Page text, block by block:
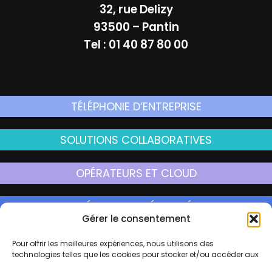
Gérer le consentement
Pour offrir les meilleures expériences, nous utilisons des
technologies telles que les cookies pour stocker et/ou accéder aux
32, rue Delizy
93500 – Pantin
Tel : 01 40 87 80 00
TÉLÉPHONIE D’ENTREPRISE
SOLUTIONS COLLABORATIVES
OPÉRATEURS ET CLOUD
RÉSEAUX ET SÉCURITÉ
INFRASTRUCTURES PRIVÉES